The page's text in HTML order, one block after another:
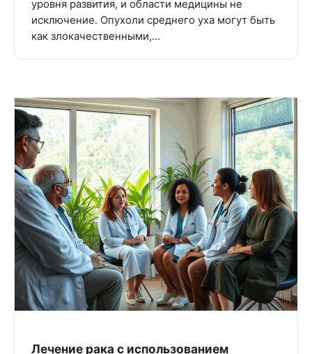
уровня развития, и области медицины не
исключение. Опухоли среднего уха могут быть
как злокачественными,…
Лечение рака с использованием